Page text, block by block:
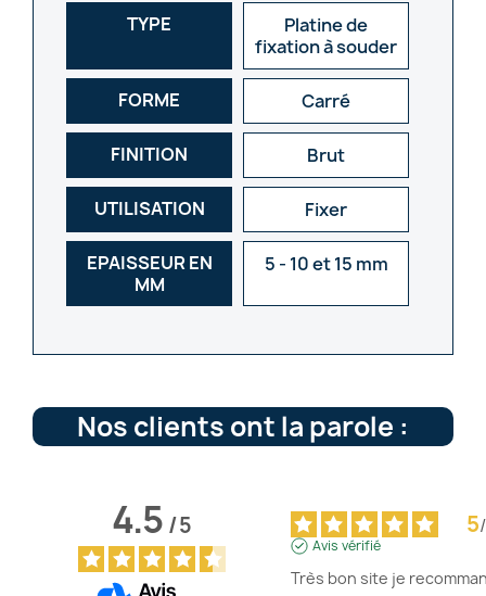
TYPE
Platine de
fixation à souder
FORME Carré
FINITION Brut
UTILISATION Fixer
EPAISSEUR EN
MM
5 - 10 et 15 mm
Nos clients ont la parole :
4.5/5 5/
Avis vérifié
Très bon site je